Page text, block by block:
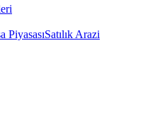
PiyasasıSatılık Arazi